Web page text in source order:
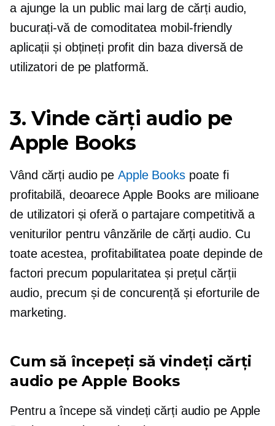
a ajunge la un public mai larg de cărți audio,
bucurați-vă de comoditatea mobil-friendly
aplicații și obțineți profit din baza diversă de
utilizatori de pe platformă.
3. Vinde cărți audio pe
Apple Books
Vând cărți audio pe Apple Bookspoate fi
profitabilă, deoarece Apple Books are milioane
de utilizatori și oferă o partajare competitivă a
veniturilor pentru vânzările de cărți audio. Cu
toate acestea, profitabilitatea poate depinde de
factori precum popularitatea și prețul cărții
audio, precum și de concurență și eforturile de
marketing.
Cum să începeți să vindeți cărți
audio pe Apple Books
Pentru a începe să vindeți cărți audio pe Apple